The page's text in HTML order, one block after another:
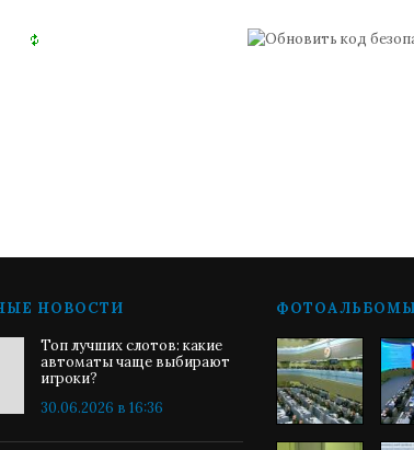
НОВОСТИ
Топ лучших слотов: какие
автоматы чаще выбирают
игроки?
30.06.2026 в 16:36